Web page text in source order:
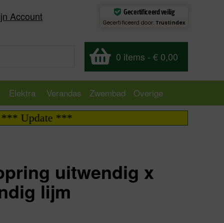
Account Gecertificeerd veilig
Gecertificeerd door: Trustindex
0 items - € 0,00
Elektra Verandas Zwembad
Overige
***
uitwendig x
lijm